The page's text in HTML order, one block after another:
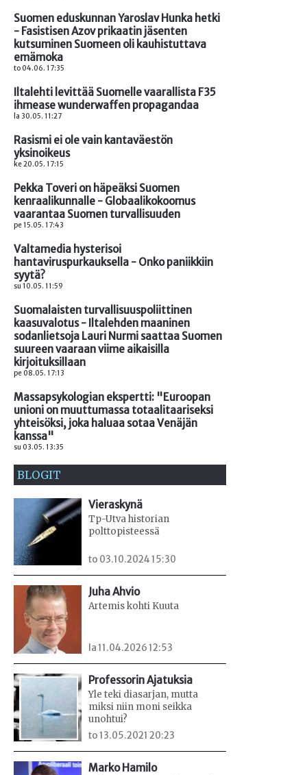
Suomen eduskunnan Yaroslav Hunka hetki
- Fasistisen Azov prikaatin jäsenten
kutsuminen Suomeen oli kauhistuttava
emämoka
to 04.06. 17:35
Iltalehti levittää Suomelle vaarallista F35
ihmease wunderwaffen propagandaa
la 30.05. 11:27
Rasismi ei ole vain kantaväestön
yksinoikeus
ke 20.05. 17:15
Pekka Toveri on häpeäksi Suomen
kenraalikunnalle - Globaalikokoomus
vaarantaa Suomen turvallisuuden
pe 15.05. 17:43
Valtamedia hysterisoi
hantaviruspurkauksella - Onko paniikkiin
syytä?
su 10.05. 11:59
Suomalaisten turvallisuuspoliittinen
kaasuvalotus - Iltalehden maaninen
sodanlietsoja Lauri Nurmi saattaa Suomen
suureen vaaraan viime aikaisilla
kirjoituksillaan
pe 08.05. 17:13
Massapsykologian ekspertti: "Euroopan
unioni on muuttumassa totaalitaariseksi
yhteisöksi, joka haluaa sotaa Venäjän
kanssa"
su 03.05. 13:35
BLOGIT
Vieraskynä
Tp-Utva historian
polttopisteessä
to 03.10.2024 15:30
Juha Ahvio
Artemis kohti Kuuta
la 11.04.2026 12:53
Professorin Ajatuksia
Yle teki diasarjan, mutta
miksi niin moni seikka
unohtui?
to 13.05.2021 20:23
Marko Hamilo